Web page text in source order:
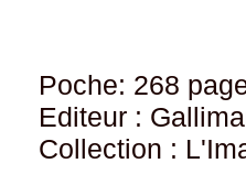
Poche: 268
Editeur :
Collection :